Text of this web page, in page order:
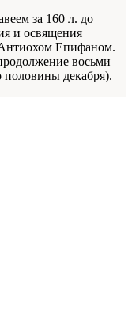
за 160 л. до
и освящения
Епифаном.
восьми
половины декабря).